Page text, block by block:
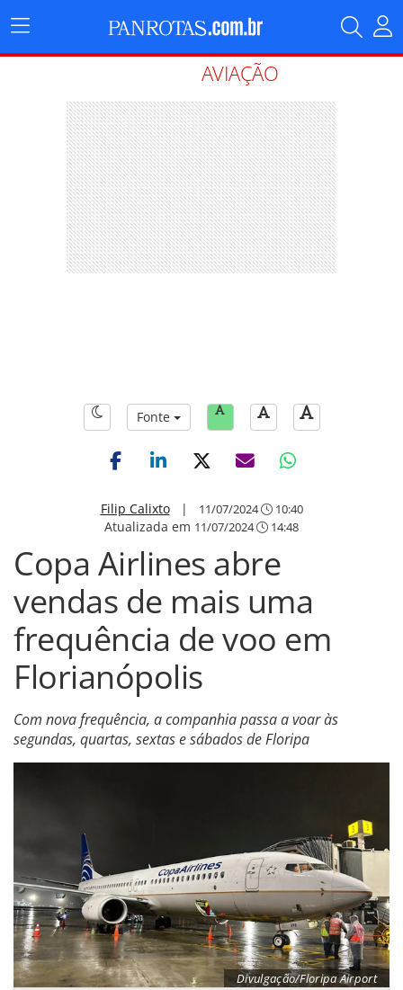
Menu
Principal
AVIAÇÃO
Fonte
Filip Calixto| 11/07/2024 10:40
Atualizada em 11/07/2024 14:48
Copa Airlines abre
vendas de mais uma
frequência de voo em
Florianópolis
Com nova frequência, a companhia passa a voar às
segundas, quartas, sextas e sábados de Floripa
Divulgação/Floripa Airport